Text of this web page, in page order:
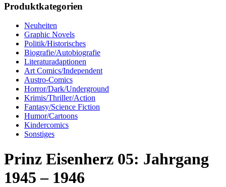
Produktkategorien
Neuheiten
Graphic Novels
Politik/Historisches
Biografie/Autobiografie
Literaturadaptionen
Art Comics/Independent
Austro-Comics
Horror/Dark/Underground
Krimis/Thriller/Action
Fantasy/Science Fiction
Humor/Cartoons
Kindercomics
Sonstiges
Prinz Eisenherz 05: Jahrgang
1945 – 1946